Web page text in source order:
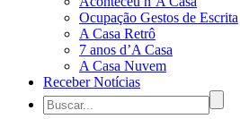
Ocupação Gestos de Escrita
A Casa Retrô
7 anos d’A Casa
A Casa Nuvem
Receber Notícias